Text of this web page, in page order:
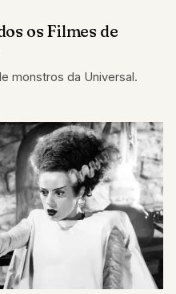
os Filmes de
monstros da Universal.